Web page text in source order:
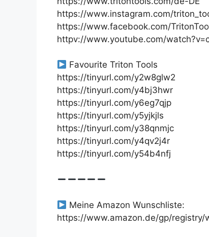
https://www.instagram.com/
https://www.facebook.com/
httpv://www.youtube.com/
Favourite Triton Tools
https://tinyurl.com/y2w8glw2
https://tinyurl.com/y4bj3hwr
https://tinyurl.com/y6eg7qjp
https://tinyurl.com/y5yjkjls
https://tinyurl.com/y38qnmjc
https://tinyurl.com/y4qv2j4r
https://tinyurl.com/y54b4nfj
Meine Amazon Wunschliste:
https://www.amazon.de/gp/registry/